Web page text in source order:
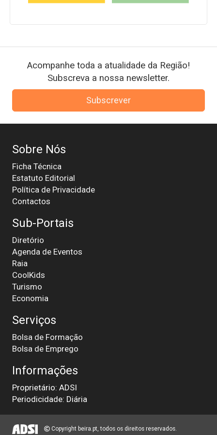
Acompanhe toda a atualidade da Região!
Subscreva a nossa newsletter.
Subscrever
Sobre Nós
Ficha Técnica
Estatuto Editorial
Política de Privacidade
Contactos
Sub-Portais
Diretório
Agenda de Eventos
Raia
CoolKids
Turismo
Economia
Serviços
Bolsa de Formação
Bolsa de Emprego
Informações
Proprietário: ADSI
Periodicidade: Diária
Copyright beira.pt, todos os direitos reservados.